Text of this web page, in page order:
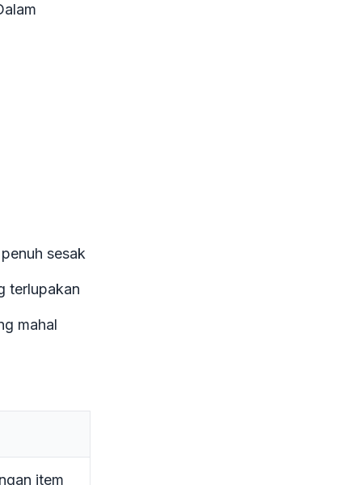
sesak
terlupakan
mahal
item